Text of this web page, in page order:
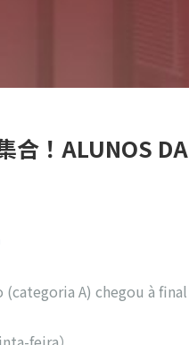
合！ALUNOS
A) chegou à